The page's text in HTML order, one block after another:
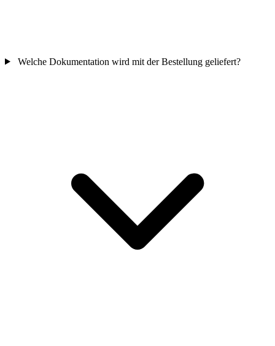
Welche Dokumentation wird mit der Bestellung geliefert?